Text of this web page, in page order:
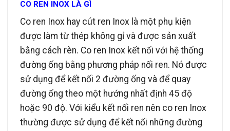
CO REN INOX LÀ GÌ
Co ren Inox hay cút ren Inox là một phụ kiện
được làm từ thép không gỉ và được sản xuất
bằng cách rèn. Co ren Inox kết nối với hệ thống
đường ống bằng phương pháp nối ren. Nó được
sử dụng để kết nối 2 đường ống và để quay
đường ống theo một hướng nhất định 45 độ
hoặc 90 độ. Với kiểu kết nối ren nên co ren Inox
thường được sử dụng để kết nối những đường